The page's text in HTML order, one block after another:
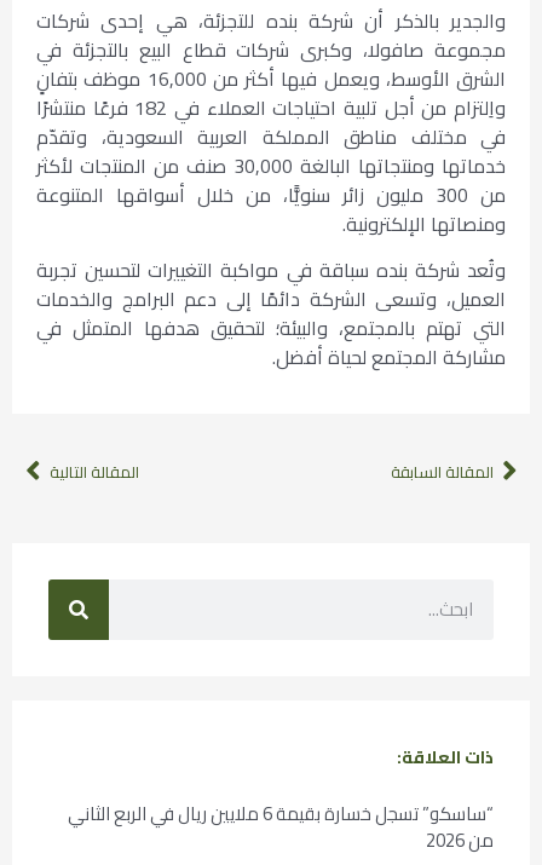
والجدير بالذكر أن شركة بنده للتجزئة، هي إحدى شركات
مجموعة صافولا، وكبرى شركات قطاع البيع بالتجزئة في
الشرق الأوسط، ويعمل فيها أكثر من 16,000 موظف بتفانٍ
واِلتزام من أجل تلبية احتياجات العملاء في 182 فرعًا منتشرًا
في مختلف مناطق المملكة العربية السعودية، وتقدّم
خدماتها ومنتجاتها البالغة 30,000 صنف من المنتجات لأكثر
من 300 مليون زائر سنويًّا، من خلال أسواقها المتنوعة
ومنصاتها الإلكترونية.
وتُعد شركة بنده سباقة في مواكبة التغييرات لتحسين تجربة
العميل، وتسعى الشركة دائمًا إلى دعم البرامج والخدمات
التي تهتم بالمجتمع، والبيئة؛ لتحقيق هدفها المتمثل في
مشاركة المجتمع لحياة أفضل.
المقالة السابقة المقالة التالية
ذات العلاقة:
“ساسكو” تسجل خسارة بقيمة 6 ملايين ريال في الربع الثاني
من 2026